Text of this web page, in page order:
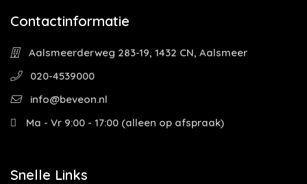
Contactinformatie
Aalsmeerderweg 283-19, 1432 CN, Aalsmeer
020-4539000
info@beveon.nl
Ma - Vr 9:00 - 17:00 (alleen op afspraak)
Snelle Links